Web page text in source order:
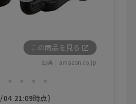
この商品を見る
出典： amazon.co.jp
21:09時点）